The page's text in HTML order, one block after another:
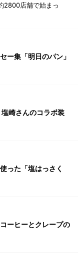
2800店舗で始まっ
ー集「明日のパン」
崎さんのコラボ装
った「塩はっさく
ーヒーとクレープの